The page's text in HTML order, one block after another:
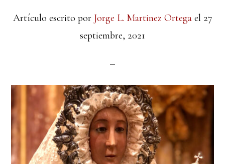
Artículo escrito por Jorge L. Martinez Ortegael 27
septiembre, 2021